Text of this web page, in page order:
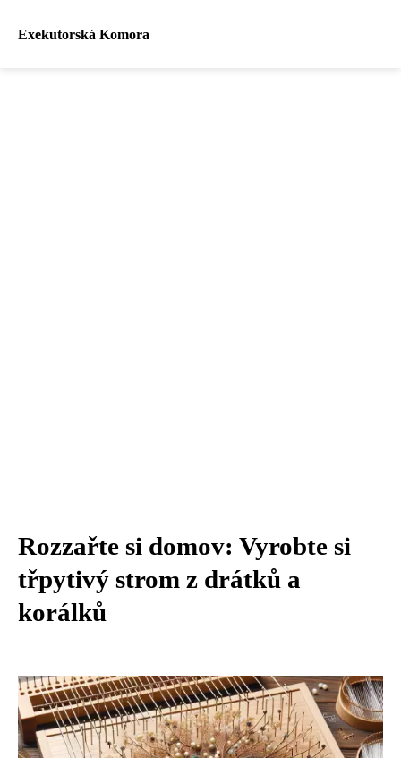
Exekutorská Komora
Rozzařte si domov: Vyrobte si
třpytivý strom z drátků a
korálků